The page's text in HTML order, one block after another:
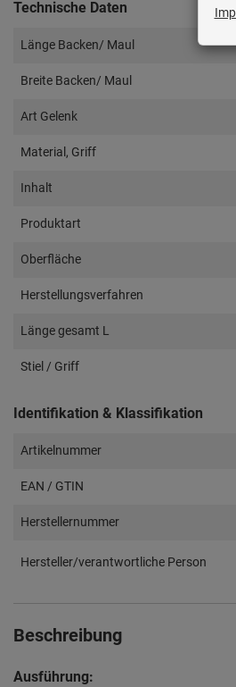
Technische Daten
Länge Backen/ Maul
Breite Backen/ Maul
Art Gelenk
Material, Griff
Inhalt
Produktart
Oberfläche
Herstellungsverfahren
Länge gesamt L
Stiel / Griff
Identifikation & Klassifikation
Artikelnummer
EAN / GTIN
Herstellernummer
Hersteller/verantwortliche Person
Beschreibung
Ausführung: